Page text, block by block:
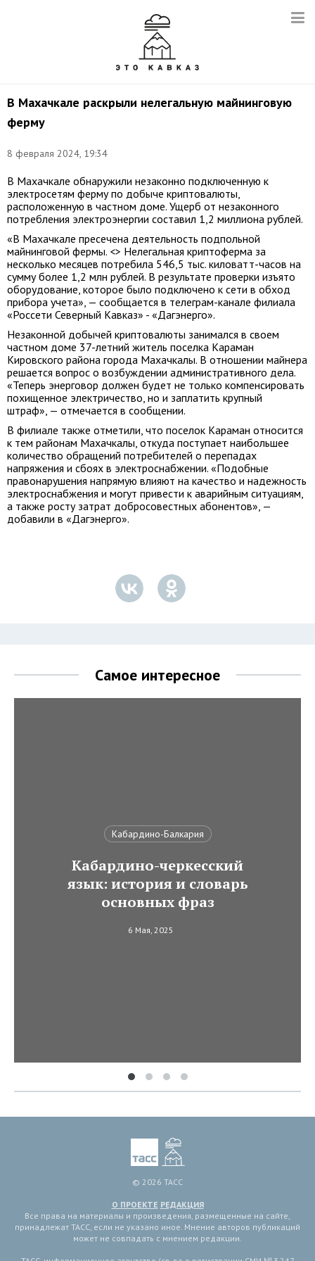
В Махачкале раскрыли нелегальную майнинговую
ферму
8 февраля 2024, 19:34
В Махачкале обнаружили незаконно подключенную к
электросетям ферму по добыче криптовалюты,
расположенную в частном доме. Ущерб от незаконного
потребления электроэнергии составил 1,2 миллиона рублей.
«В Махачкале пресечена деятельность подпольной
майнинговой фермы. <> Нелегальная криптоферма за
несколько месяцев потребила 546,5 тыс. киловатт-часов на
сумму более 1,2 млн рублей. В результате проверки изъято
оборудование, которое было подключено к сети в обход
прибора учета», — сообщается в телеграм-канале филиала
«Россети Северный Кавказ» - «Дагэнерго».
Незаконной добычей криптовалюты занимался в своем
частном доме 37-летний житель поселка Караман
Кировского района города Махачкалы. В отношении майнера
решается вопрос о возбуждении административного дела.
«Теперь энерговор должен будет не только компенсировать
похищенное электричество, но и заплатить крупный
штраф», — отмечается в сообщении.
В филиале также отметили, что поселок Караман относится
к тем районам Махачкалы, откуда поступает наибольшее
количество обращений потребителей о перепадах
напряжения и сбоях в электроснабжении. «Подобные
правонарушения напрямую влияют на качество и надежность
электроснабжения и могут привести к аварийным ситуациям,
а также росту затрат добросовестных абонентов», —
добавили в «Дагэнерго».
Самое интересное
Кабардино-Балкария
Кабардино-черкесский
язык: история и словарь
основных фраз
6 Мая, 2025
© 2026 ТАСС
О ПРОЕКТЕ РЕДАКЦИЯ
Все права на материалы и произведения, размещенные на сайте,
принадлежат ТАСС, если не указано иное. Мнение авторов публикаций
может не совпадать с мнением редакции.